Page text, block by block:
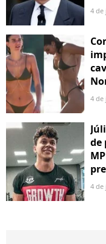
4 de
4 de
de
4 de